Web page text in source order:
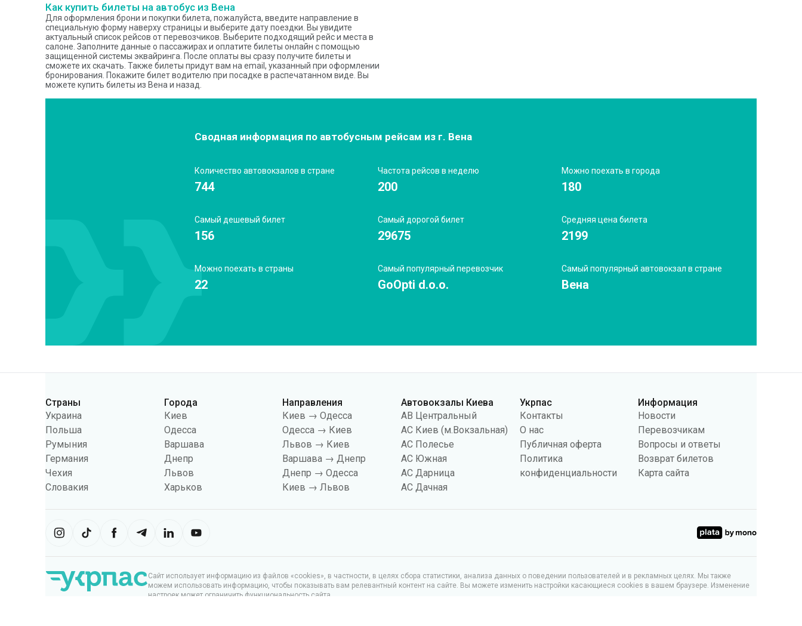
Как купить билеты на автобус из Вена
Для оформления брони и покупки билета, пожалуйста, введите направление в
специальную форму наверху страницы и выберите дату поездки. Вы увидите
актуальный список рейсов от перевозчиков. Выберите подходящий рейс и места в
салоне. Заполните данные о пассажирах и оплатите билеты онлайн с помощью
защищенной системы эквайринга. После оплаты вы сразу получите билеты и
сможете их скачать. Также билеты придут вам на email, указанный при оформлении
бронирования. Покажите билет водителю при посадке в распечатанном виде. Вы
можете купить билеты из Вена и назад.
Сводная информация по автобусным рейсам из г. Вена
Количество автовокзалов в стране
744
Частота рейсов в неделю
200
Можно поехать в города
180
Самый дешевый билет
156
Самый дорогой билет
29675
Средняя цена билета
2199
Можно поехать в страны
22
Самый популярный перевозчик
GoOpti d.o.o.
Самый популярный автовокзал в стране
Вена
Категории
Страны
Украина
Польша
Румыния
Германия
Чехия
Словакия
Города
Киев
Одесса
Варшава
Днепр
Львов
Харьков
Направления
Киев → Одесса
Одесса → Киев
Львов → Киев
Варшава → Днепр
Днепр → Одесса
Киев → Львов
Автовокзалы Киева
АВ Центральный
АС Киев (м.Вокзальная)
АС Полесье
АС Южная
АС Дарница
АС Дачная
Укрпас
Контакты
О нас
Публичная оферта
Политика
конфиденциальности
Информация
Новости
Перевозчикам
Вопросы и ответы
Возврат билетов
Карта сайта
Сайт использует информацию из файлов «cookies», в частности, в целях сбора статистики, анализа данных о поведении пользователей и в рекламных целях. Мы также
можем использовать информацию, чтобы показывать вам релевантный контент на сайте. Вы можете изменить настройки касающиеся cookies в вашем браузере. Изменение
настроек может ограничить функциональность сайта.